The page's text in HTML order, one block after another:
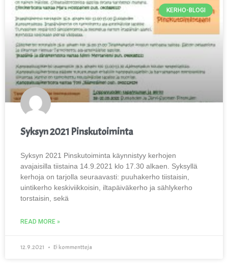
KERHO-BLOGI
Syksyn 2021 Pinskutoiminta
Syksyn 2021 Pinskutoiminta käynnistyy kerhojen
avajaisilla tiistaina 14.9.2021 klo 17.30 alkaen. Syksyllä
kerhoja on tarjolla seuraavasti: puuhakerho tiistaisin,
uintikerho keskiviikkoisin, iltapäiväkerho ja sählykerho
torstaisin, sekä
READ MORE »
12.9.2021 Ei kommentteja